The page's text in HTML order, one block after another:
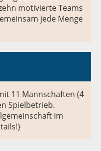
motivierte Teams
jede Menge
11 Mannschaften (4
Spielbetrieb.
im